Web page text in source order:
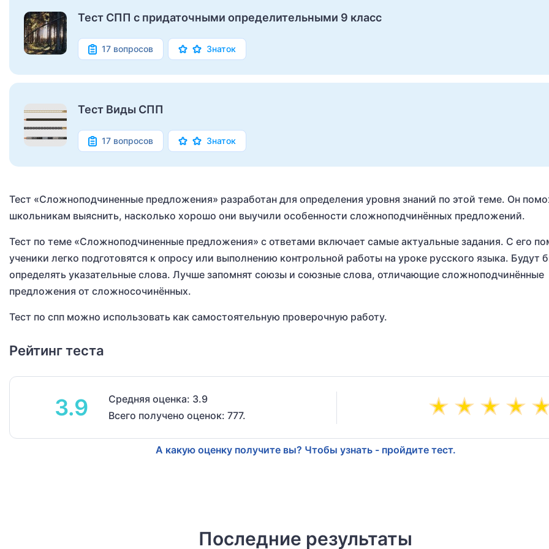
Тест СПП с придаточными определительными 9 класс
17 вопросов Знаток
Тест Виды СПП
17 вопросов Знаток
Тест «Сложноподчиненные предложения» разработан для определения уровня знаний по этой теме. Он
школьникам выяснить, насколько хорошо они выучили особенности сложноподчинённых предложений.
Тест по теме «Сложноподчиненные предложения» с ответами включает самые актуальные задания. С его
ученики легко подготовятся к опросу или выполнению контрольной работы на уроке русского языка. Будут
определять указательные слова. Лучше запомнят союзы и союзные слова, отличающие сложноподчинённые
предложения от сложносочинённых.
Тест по спп можно использовать как самостоятельную проверочную работу.
Рейтинг теста
3.9
Средняя оценка: 3.9
Всего получено оценок: 777.
А какую оценку получите вы? Чтобы узнать - пройдите тест.
Последние результаты